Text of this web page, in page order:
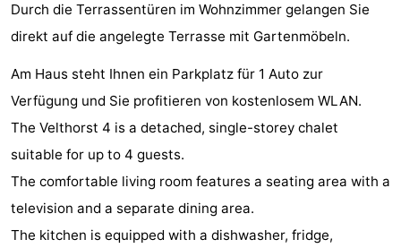
Denkmäler
-
Aussichtspunkte
Attraktionen
-
Rundfahrten
-
Spielplätze
-
Indoor-
-
Durch die Terrassentüren im Wohnzimmer gelangen Sie
direkt auf die angelegte Terrasse mit Gartenmöbeln.
Am Haus steht Ihnen ein Parkplatz für 1 Auto zur
Verfügung und Sie profitieren von kostenlosem WLAN.
The Velthorst 4 is a detached, single-storey chalet
suitable for up to 4 guests.
The comfortable living room features a seating area with a
television and a separate dining area.
The kitchen is equipped with a dishwasher, fridge,